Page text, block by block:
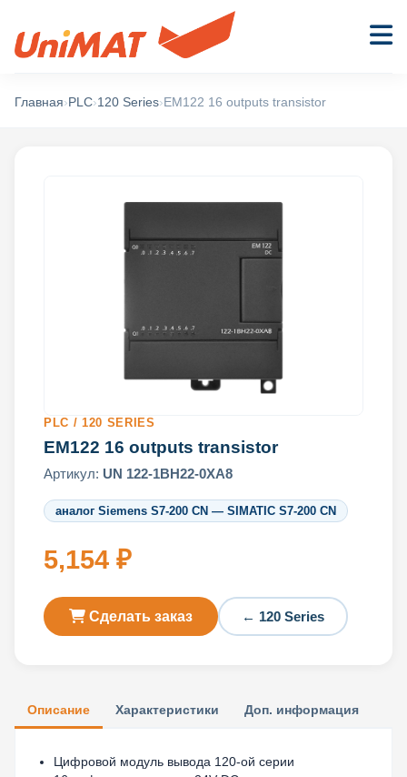
Главная› PLC›120 Series› EM122 16 outputs transistor
PLC / 120 SERIES
EM122 16 outputs transistor
Артикул: UN 122-1BH22-0XA8
аналог Siemens S7-200 CN — SIMATIC S7-200 CN
5,154 ₽
Сделать заказ ← 120 Series
Описание Характеристики Доп. информация
Цифровой модуль вывода 120-ой серии